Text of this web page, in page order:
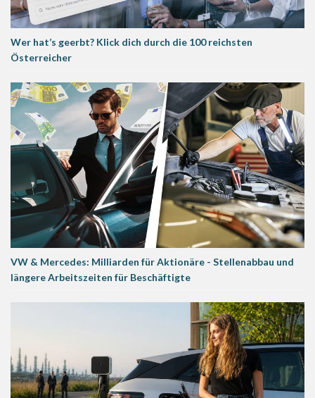
Wer hat’s geerbt? Klick dich durch die 100 reichsten
Österreicher
VW & Mercedes: Milliarden für Aktionäre - Stellenabbau und
längere Arbeitszeiten für Beschäftigte